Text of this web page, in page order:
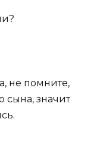
не помните,
сына, значит